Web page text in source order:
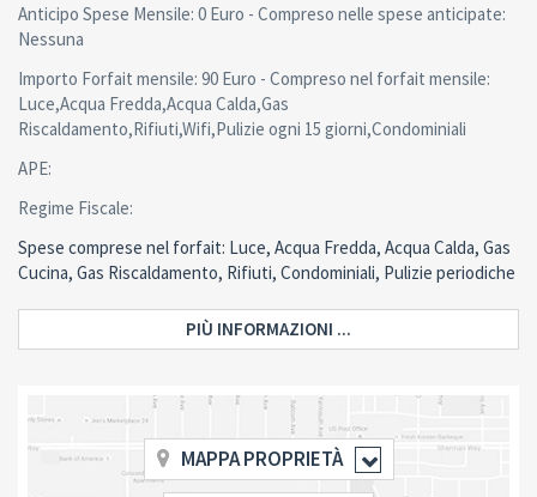
Anticipo Spese Mensile: 0 Euro - Compreso nelle spese anticipate:
Nessuna
Importo Forfait mensile: 90 Euro - Compreso nel forfait mensile:
Luce,Acqua Fredda,Acqua Calda,Gas
Riscaldamento,Rifiuti,Wifi,Pulizie ogni 15 giorni,Condominiali
APE:
Regime Fiscale:
Spese comprese nel forfait: Luce, Acqua Fredda, Acqua Calda, Gas
Cucina, Gas Riscaldamento, Rifiuti, Condominiali, Pulizie periodiche
PIÙ INFORMAZIONI ...
MAPPA PROPRIETÀ